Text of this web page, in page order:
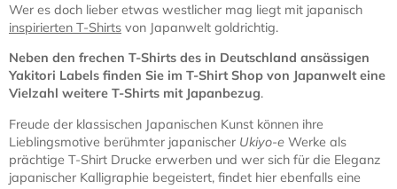
Wer es doch lieber etwas westlicher mag liegt mit japanisch
inspirierten T-Shirts von Japanwelt goldrichtig.
Neben den frechen T-Shirts des in Deutschland ansässigen
Yakitori Labels finden Sie im T-Shirt Shop von Japanwelt eine
Vielzahl weitere T-Shirts mit Japanbezug.
Freude der klassischen Japanischen Kunst können ihre
Lieblingsmotive berühmter japanischer Ukiyo-e Werke als
prächtige T-Shirt Drucke erwerben und wer sich für die Eleganz
japanischer Kalligraphie begeistert, findet hier ebenfalls eine